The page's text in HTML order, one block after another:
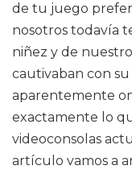
de tu juego
nosotros todavía
niñez y de
cautivaban con
aparentemente
exactamente lo
videoconsolas
artículo vamos a